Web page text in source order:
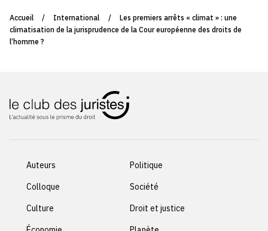
Accueil / International /
Les premiers arrêts « climat » : une
climatisation de la jurisprudence de la Cour européenne des droits de
l’homme ?
Auteurs
Colloque
Culture
Politique
Société
Droit et justice